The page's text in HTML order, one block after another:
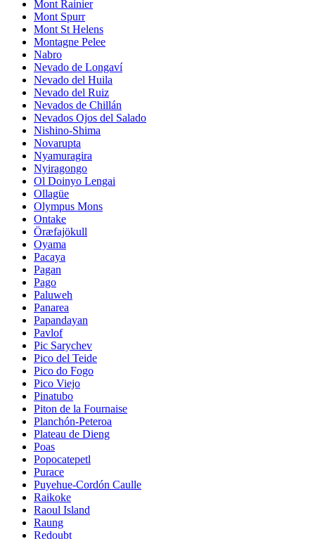
Mont Rainier
Mont Spurr
Mont St Helens
Montagne Pelee
Nabro
Nevado de Longaví
Nevado del Huila
Nevado del Ruiz
Nevados de Chillán
Nevados Ojos del Salado
Nishino-Shima
Novarupta
Nyamuragira
Nyiragongo
Ol Doinyo Lengai
Ollagüe
Olympus Mons
Ontake
Öræfajökull
Oyama
Pacaya
Pagan
Pago
Paluweh
Panarea
Papandayan
Pavlof
Pic Sarychev
Pico del Teide
Pico do Fogo
Pico Viejo
Pinatubo
Piton de la Fournaise
Planchón-Peteroa
Plateau de Dieng
Poas
Popocatepetl
Purace
Puyehue-Cordón Caulle
Raikoke
Raoul Island
Raung
Redoubt